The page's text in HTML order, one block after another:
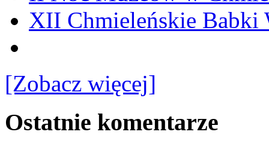
XII Chmieleńskie Babki
[Zobacz więcej]
Ostatnie komentarze